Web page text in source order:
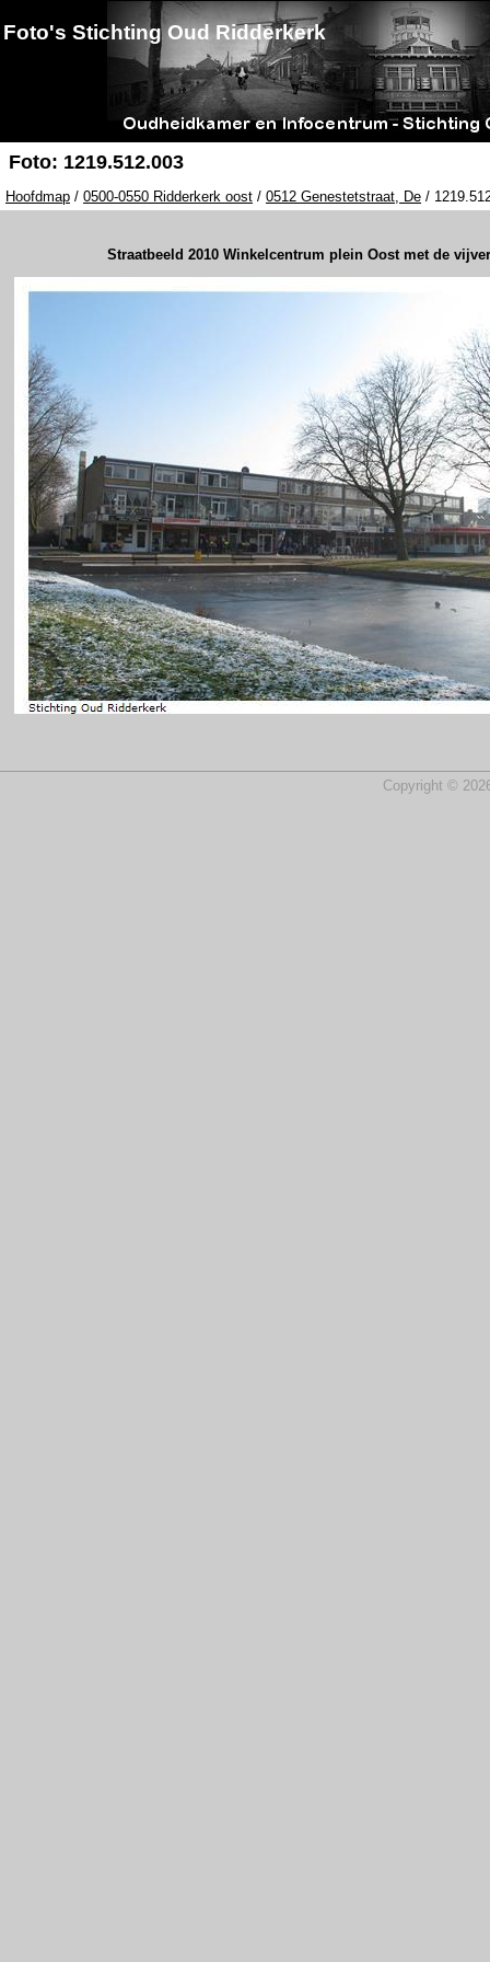
Foto's Stichting Oud Ridderkerk
Foto: 1219.512.003
Hoofdmap / 0500-0550 Ridderkerk oost / 0512 Genestetstraat, De /
Straatbeeld 2010 Winkelcentrum plein Oost met de
Copyright ©